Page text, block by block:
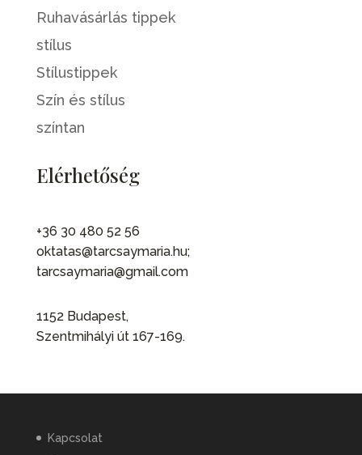
Ruhavásárlás tippek
stílus
Stílustippek
Szín és stílus
színtan
Elérhetőség
+36 30 480 52 56
oktatas@tarcsaymaria.hu;
tarcsaymaria@gmail.com
1152 Budapest,
Szentmihályi út 167-169.
Kapcsolat